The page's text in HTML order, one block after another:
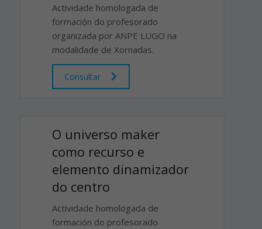
Actividade homologada de
formación do profesorado
organizada por ANPE LUGO na
modalidade de Xornadas.
Consultar
O universo maker
como recurso e
elemento dinamizador
do centro
Actividade homologada de
formación do profesorado